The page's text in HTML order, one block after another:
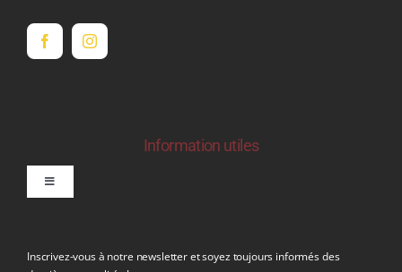
Information utiles
Toggle
Inscrivez-vous à notre newsletter et soyez toujours informés des